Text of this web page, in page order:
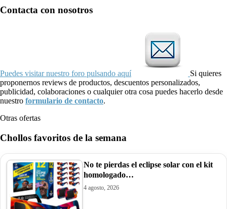
Contacta con nosotros
Puedes visitar nuestro foro pulsando aquí
Si quieres
proponernos reviews de productos, descuentos personalizados,
publicidad, colaboraciones o cualquier otra cosa puedes hacerlo desde
nuestro formulario de contacto.
Otras ofertas
Chollos favoritos de la semana
No te pierdas el eclipse solar con el kit
homologado…
4 agosto, 2026